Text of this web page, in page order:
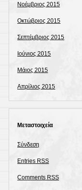
Νοέμβριος 2015
Οκτώβριος 2015
Σεπτέμβριος 2015
Ιούνιος 2015
Μάιος 2015
Απρίλιος 2015
Μεταστοιχεία
Σύνδεση
Entries RSS
Comments RSS